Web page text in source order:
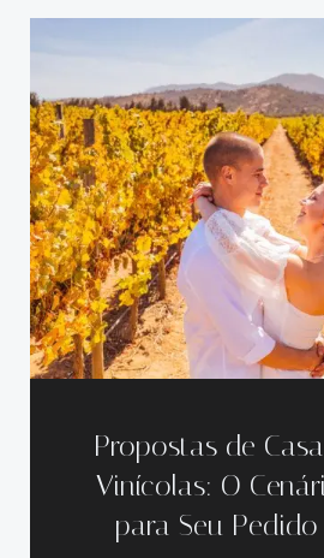
Propostas de
Vinícolas: O
para Seu